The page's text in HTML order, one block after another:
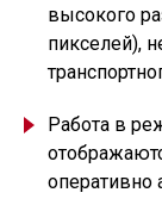
высокого
пикселей),
Работа в
оперативно